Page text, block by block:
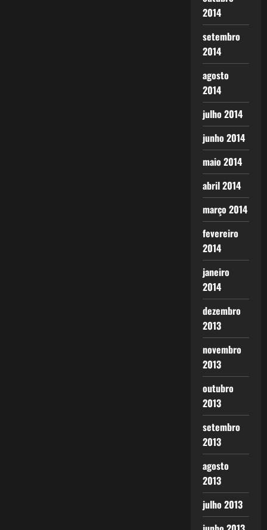
2014
setembro
2014
agosto
2014
julho 2014
junho 2014
maio 2014
abril 2014
março 2014
fevereiro
2014
janeiro
2014
dezembro
2013
novembro
2013
outubro
2013
setembro
2013
agosto
2013
julho 2013